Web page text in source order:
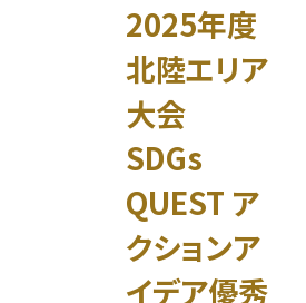
2025年度
北陸エリア
大会
SDGs
QUEST ア
クションア
イデア優秀